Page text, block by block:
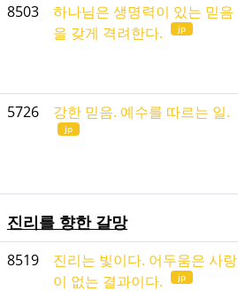
8503
하나님은 생명력이 있는 믿음
을 갖게 격려한다.
jp
5726 강한 믿음. 예수를 따르는 일.
jp
진리를 향한 갈망
8519
진리는 빛이다. 어두움은 사랑
이 없는 결과이다.
jp